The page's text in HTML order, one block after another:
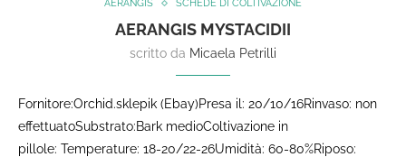
AERANGIS SCHEDE DI COLTIVAZIONE
AERANGIS MYSTACIDII
scritto da Micaela Petrilli
Fornitore:Orchid.sklepik (Ebay)Presa il: 20/10/16Rinvaso: non
effettuatoSubstrato:Bark medioColtivazione in
pillole: Temperature: 18-20/22-26Umidità: 60-80%Riposo: